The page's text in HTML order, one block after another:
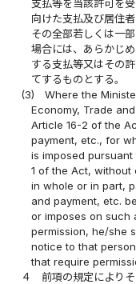
支払等を当該許可を
向けた支払及び居住
その全部若しくは一
場合には、あらかじ
する支払等又はその
てするものとする。
(3)
Where the
Economy, Trade
Article 16-2 of the
payment, etc., for
is imposed
1 of the Act, without
in whole or in part,
and payment, etc.
or imposes on such
permission, he/she
notice to that
that require
４
前項の規定により